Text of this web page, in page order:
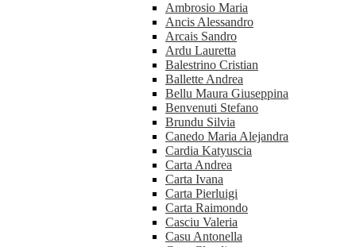
Ambrosio Maria
Ancis Alessandro
Arcais Sandro
Ardu Lauretta
Balestrino Cristian
Ballette Andrea
Bellu Maura Giuseppina
Benvenuti Stefano
Brundu Silvia
Canedo Maria Alejandra
Cardia Katyuscia
Carta Andrea
Carta Ivana
Carta Pierluigi
Carta Raimondo
Casciu Valeria
Casu Antonella